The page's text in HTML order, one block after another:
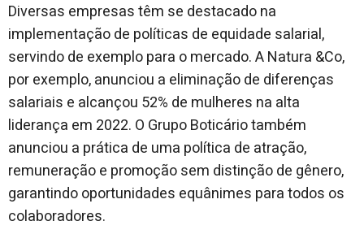
Diversas empresas têm se destacado na
implementação de políticas de equidade salarial,
servindo de exemplo para o mercado. A Natura &Co,
por exemplo, anunciou a eliminação de diferenças
salariais e alcançou 52% de mulheres na alta
liderança em 2022. O Grupo Boticário também
anunciou a prática de uma política de atração,
remuneração e promoção sem distinção de gênero,
garantindo oportunidades equânimes para todos os
colaboradores.